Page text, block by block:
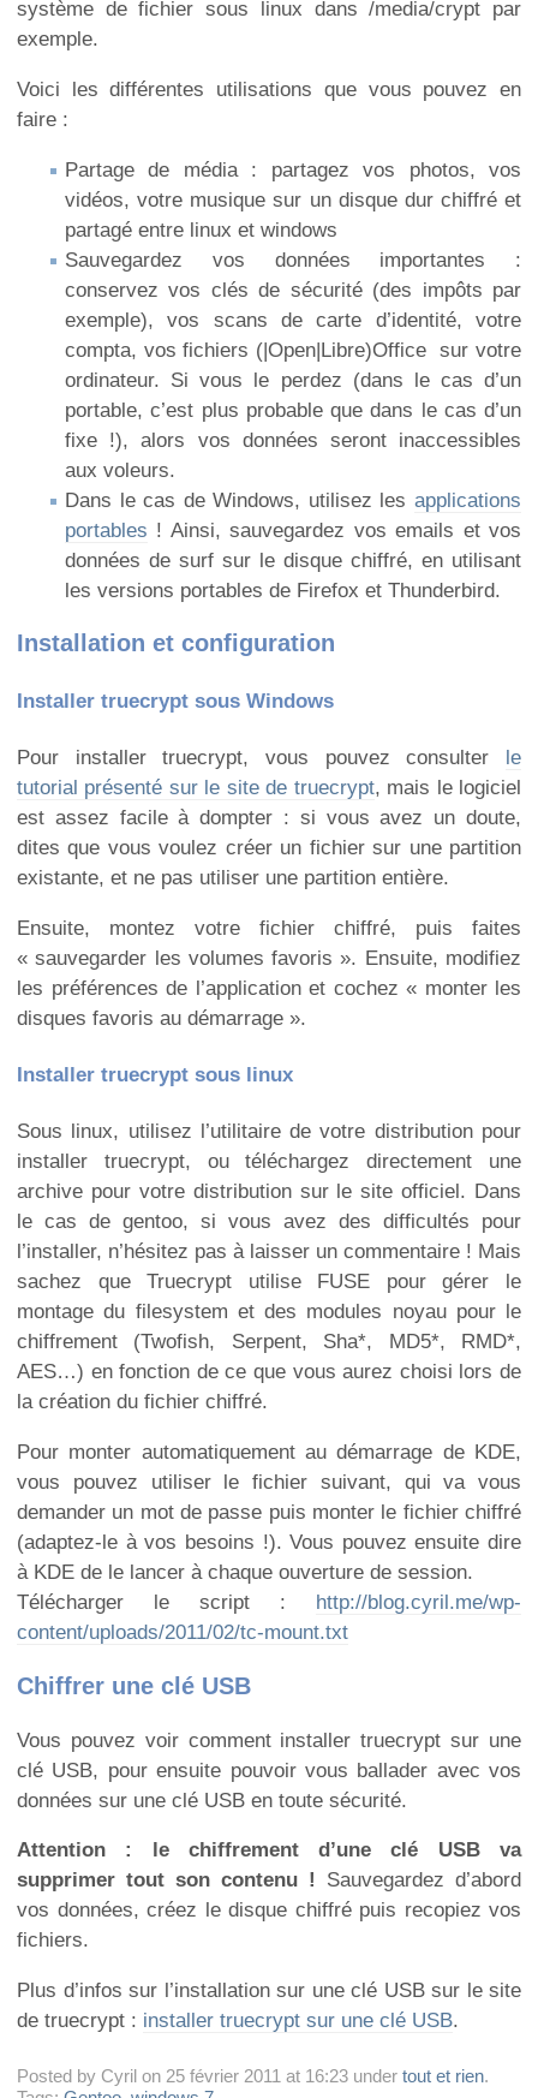
système de fichier sous linux dans /media/crypt par
exemple.
Voici les différentes utilisations que vous pouvez en
faire :
Partage de média : partagez vos photos, vos
vidéos, votre musique sur un disque dur chiffré et
partagé entre linux et windows
Sauvegardez vos données importantes :
conservez vos clés de sécurité (des impôts par
exemple), vos scans de carte d’identité, votre
compta, vos fichiers (|Open|Libre)Office sur votre
ordinateur. Si vous le perdez (dans le cas d’un
portable, c’est plus probable que dans le cas d’un
fixe !), alors vos données seront inaccessibles
aux voleurs.
Dans le cas de Windows, utilisez les applications
portables ! Ainsi, sauvegardez vos emails et vos
données de surf sur le disque chiffré, en utilisant
les versions portables de Firefox et Thunderbird.
Installation et configuration
Installer truecrypt sous Windows
Pour installer truecrypt, vous pouvez consulter le
tutorial présenté sur le site de truecrypt, mais le logiciel
est assez facile à dompter : si vous avez un doute,
dites que vous voulez créer un fichier sur une partition
existante, et ne pas utiliser une partition entière.
Ensuite, montez votre fichier chiffré, puis faites
« sauvegarder les volumes favoris ». Ensuite, modifiez
les préférences de l’application et cochez « monter les
disques favoris au démarrage ».
Installer truecrypt sous linux
Sous linux, utilisez l’utilitaire de votre distribution pour
installer truecrypt, ou téléchargez directement une
archive pour votre distribution sur le site officiel. Dans
le cas de gentoo, si vous avez des difficultés pour
l’installer, n’hésitez pas à laisser un commentaire ! Mais
sachez que Truecrypt utilise FUSE pour gérer le
montage du filesystem et des modules noyau pour le
chiffrement (Twofish, Serpent, Sha*, MD5*, RMD*,
AES…) en fonction de ce que vous aurez choisi lors de
la création du fichier chiffré.
Pour monter automatiquement au démarrage de KDE,
vous pouvez utiliser le fichier suivant, qui va vous
demander un mot de passe puis monter le fichier chiffré
(adaptez-le à vos besoins !). Vous pouvez ensuite dire
à KDE de le lancer à chaque ouverture de session.
Télécharger le script :
http://blog.cyril.me/wp-
content/uploads/2011/02/tc-mount.txt
Chiffrer une clé USB
Vous pouvez voir comment installer truecrypt sur une
clé USB, pour ensuite pouvoir vous ballader avec vos
données sur une clé USB en toute sécurité.
Attention : le chiffrement d’une clé USB va
supprimer tout son contenu !
Sauvegardez d’abord
vos données, créez le disque chiffré puis recopiez vos
fichiers.
Plus d’infos sur l’installation sur une clé USB sur le site
de truecrypt : installer truecrypt sur une clé USB.
Posted by Cyril on 25 février 2011 at 16:23 under tout et rien.